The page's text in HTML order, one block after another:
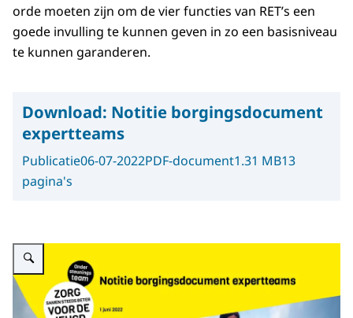
orde moeten zijn om de vier functies van RET’s een
goede invulling te kunnen geven in zo een basisniveau
te kunnen garanderen.
Download: Notitie borgingsdocument
expertteams
Publicatie06-07-2022PDF-document1.31 MB13
pagina's
Vergroot afbeelding Afbeelding van de notitie